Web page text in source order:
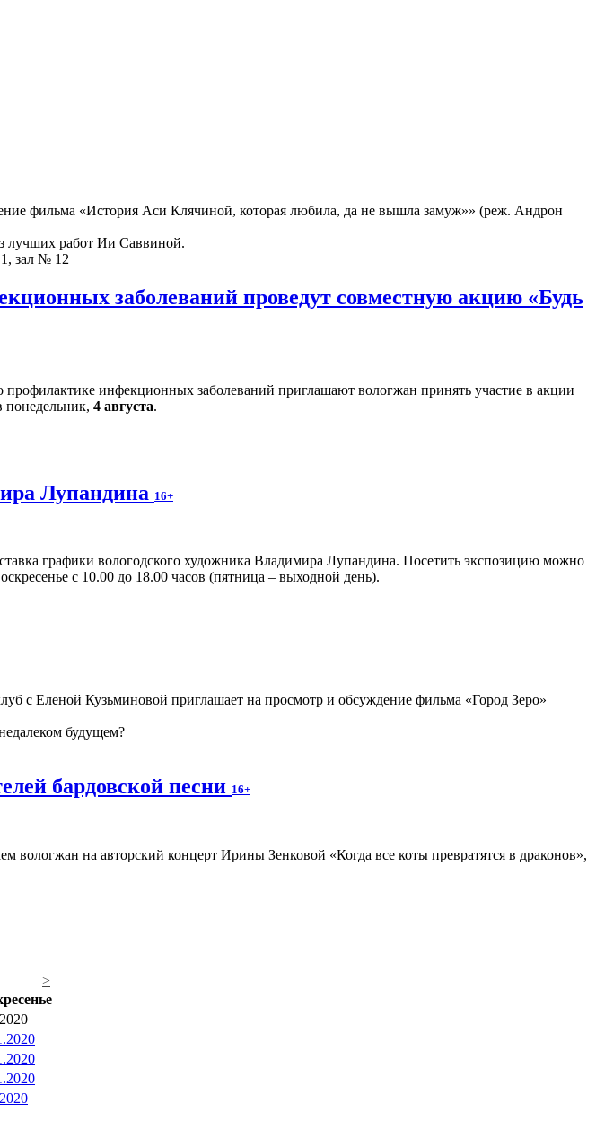
фильма «История Аси Клячиной, которая любила, да не вышла замуж»» (реж. Андрон
лучших работ Ии Саввиной.
зал № 12
заболеваний проведут совместную акцию «Будь
инфекционных заболеваний приглашают вологжан принять участие в акции
понедельник, 4 августа.
Лупандина 16+
графики вологодского художника Владимира Лупандина. Посетить экспозицию можно
с 10.00 до 18.00 часов (пятница – выходной день).
с Еленой Кузьминовой приглашает на просмотр и обсуждение фильма «Город Зеро»
будущем?
бардовской песни 16+
вологжан на авторский концерт Ирины Зенковой «Когда все коты превратятся в драконов»,
>